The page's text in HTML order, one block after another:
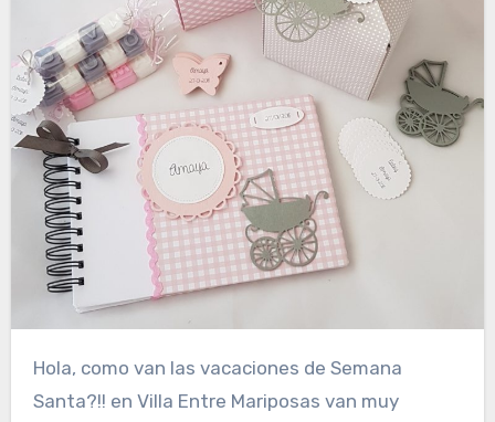
Hola, como van las vacaciones de Semana
Santa?!! en Villa Entre Mariposas van muy